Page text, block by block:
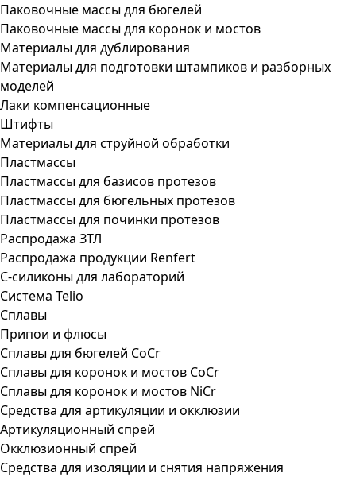
Паковочные массы для бюгелей
Паковочные массы для коронок и мостов
Материалы для дублирования
Материалы для подготовки штампиков и разборных
моделей
Лаки компенсационные
Штифты
Материалы для струйной обработки
Пластмассы
Пластмассы для базисов протезов
Пластмассы для бюгельных протезов
Пластмассы для починки протезов
Распродажа ЗТЛ
Распродажа продукции Renfert
С-силиконы для лабораторий
Система Telio
Сплавы
Припои и флюсы
Сплавы для бюгелей CoCr
Сплавы для коронок и мостов CoCr
Сплавы для коронок и мостов NiCr
Средства для артикуляции и окклюзии
Артикуляционный спрей
Окклюзионный спрей
Средства для изоляции и снятия напряжения